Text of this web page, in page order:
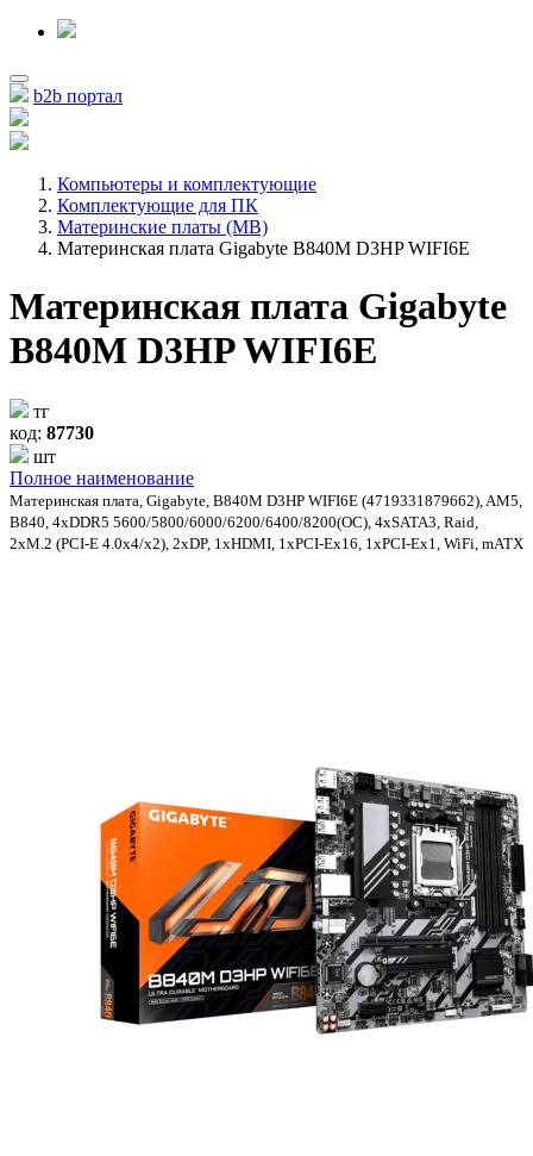
b2b портал
Компьютеры и комплектующие
Комплектующие для ПК
Материнские платы (MB)
Материнская плата Gigabyte B840M D3HP WIFI6E
Материнская плата Gigabyte
B840M D3HP WIFI6E
тг
код: 87730
шт
Полное наименование
Материнская плата, Gigabyte, B840M D3HP WIFI6E (4719331879662), AM5,
B840, 4xDDR5 5600/5800/6000/6200/6400/8200(OC), 4xSATA3, Raid,
2xM.2 (PCI-E 4.0x4/x2), 2хDP, 1xHDMI, 1xPCI-Ex16, 1xPCI-Ex1, WiFi, mATX